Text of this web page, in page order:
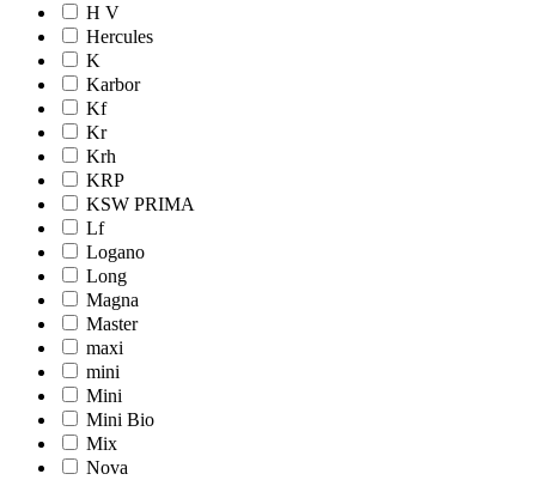
H V
Hercules
K
Karbor
Kf
Kr
Krh
KRP
KSW PRIMA
Lf
Logano
Long
Magna
Master
maxi
mini
Mini
Mini Bio
Mix
Nova